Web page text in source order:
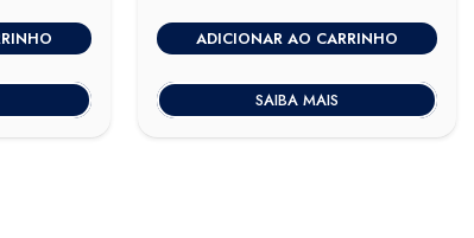
original
era:
R$450,00.
atual
é:
R$410,00.
ADICIONAR AO CARRINHO
SAIBA MAIS